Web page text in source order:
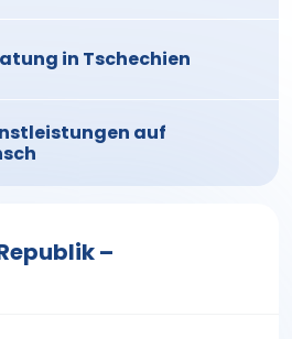
in Tschechien
auf
–